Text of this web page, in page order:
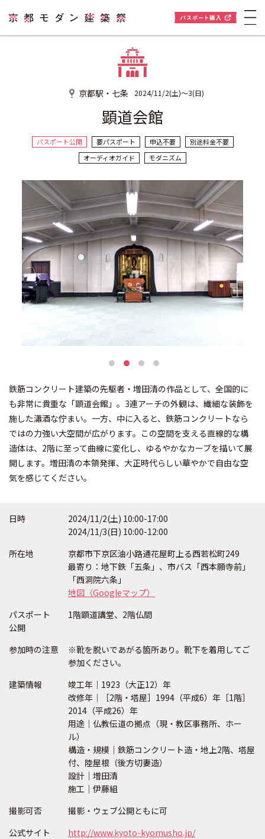
京都駅・七条 2024/11/2(土)～3(日)
顕道会館
パスポート公開 要パスポート 申込不要
別途料金不要
オーディオガイド
モダニズム
鉄筋コンクリート建築の先駆者・増田清の作品として、全国的に
も非常に貴重な「顕道会館」。3連アーチの外観は、繊細な装飾を
施した瀟酒な佇まい。一方、中に入ると、鉄筋コンクリートなら
ではの力強い大空間が広がります。この空間を支える直線的な構
造体は、2階に至って曲線に変化し、ゆるやかなカーブを描いて展
開します。増田清の本領発揮、大正時代らしい華やかで自由な空
気を感じてください。
日時
2024/11/2(土) 10:00-17:00
2024/11/3(日) 10:00-12:00
所在地
京都市下京区油小路通花屋町上る西若松町249
最寄り：地下鉄「五条」、市バス「西本願寺前」
「西洞院六条」
地図（Googleマップ）
パスポート
公開
1階顕道講堂、2階仏間
参加時の注意
※靴を脱いであがる箇所あり。靴下を着用してご
参加ください。
建築情報
竣工年｜1923（大正12）年
改修年｜［2階・塔屋］1994（平成6）年［1階］
2014（平成26）年
用途｜仏教伝道の拠点（現・教区事務所、ホー
ル）
構造・規模｜鉄筋コンクリート造・地上2階、塔屋
付、陸屋根（後方切妻造）
設計｜増田清
施工｜伊藤組
撮影可否
撮影・ウェブ公開ともに可
公式サイト
http://www.kyoto-kyomusho.jp/